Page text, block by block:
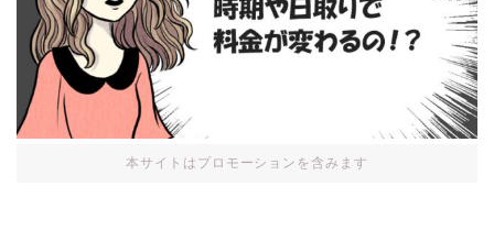
本サイトはプロモーションを含みます